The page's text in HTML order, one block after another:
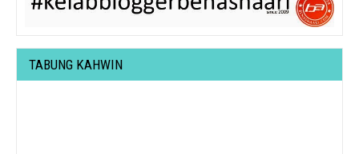
TABUNG KAHWIN